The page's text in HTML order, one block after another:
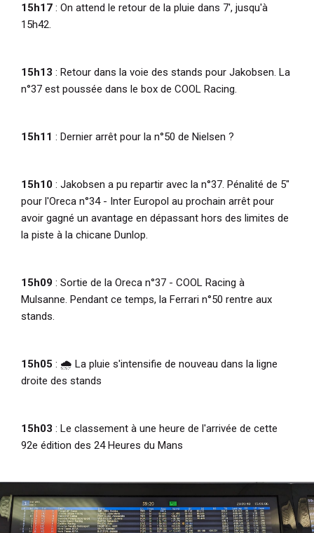
15h17 : On attend le retour de la pluie dans 7', jusqu'à
15h42.
15h13 : Retour dans la voie des stands pour Jakobsen. La
n°37 est poussée dans le box de COOL Racing.
15h11 : Dernier arrêt pour la n°50 de Nielsen ?
15h10 : Jakobsen a pu repartir avec la n°37. Pénalité de 5"
pour l'Oreca n°34 - Inter Europol au prochain arrêt pour
avoir gagné un avantage en dépassant hors des limites de
la piste à la chicane Dunlop.
15h09 : Sortie de la Oreca n°37 - COOL Racing à
Mulsanne. Pendant ce temps, la Ferrari n°50 rentre aux
stands.
15h05 : 🌧️ La pluie s'intensifie de nouveau dans la ligne
droite des stands
15h03 : Le classement à une heure de l'arrivée de cette
92e édition des 24 Heures du Mans